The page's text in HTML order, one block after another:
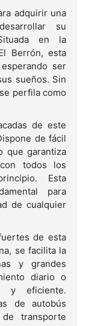
adquirir una
su
en la
Berrón, esta
ser
sueños. Sin
perfila como
de este
de fácil
que garantiza
todos los
Esta
para
de cualquier
de esta
se facilita la
y grandes
diario o
y eficiente.
de autobús
transporte